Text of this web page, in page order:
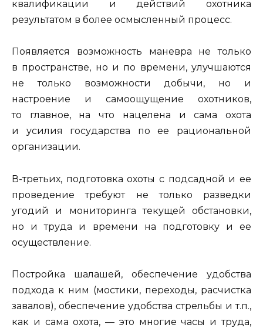
квалификации и действий охотника
результатом в более осмысленный процесс.
Появляется возможность маневра не только
в пространстве, но и по времени, улучшаются
не только возможности добычи, но и
настроение и самоощущение охотников,
то главное, на что нацелена и сама охота
и усилия государства по ее рациональной
организации.
В-третьих, подготовка охоты с подсадной и ее
проведение требуют не только разведки
угодий и мониторинга текущей обстановки,
но и труда и времени на подготовку и ее
осуществление.
Постройка шалашей, обеспечение удобства
подхода к ним (мостики, переходы, расчистка
завалов), обеспечение удобства стрельбы и т.п.,
как и сама охота, — это многие часы и труда,